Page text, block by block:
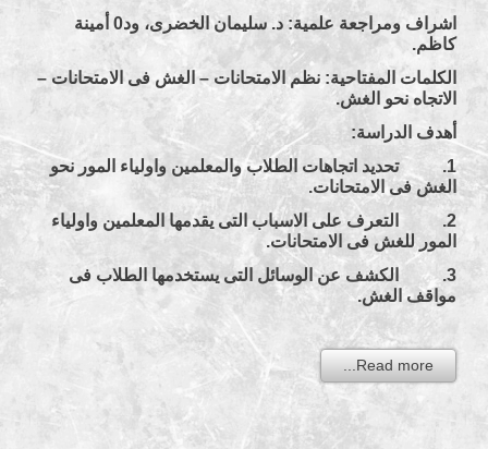
اشراف ومراجعة علمية: د. سليمان الخضرى، ود0 أمينة
كاظم.
الكلمات المفتاحية: نظم الامتحانات – الغش فى الامتحانات –
الاتجاه نحو الغش.
أهدف الدراسة:
1. تحديد اتجاهات الطلاب والمعلمين واولياء المور نحو
الغش فى الامتحانات.
2. التعرف على الاسباب التى يقدمها المعلمين واولياء
المور للغش فى الامتحانات.
3. الكشف عن الوسائل التى يستخدمها الطلاب فى
مواقف الغش.
Read more...